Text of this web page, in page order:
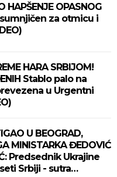
HAPŠENJE OPASNOG
za otmicu i
HARA SRBIJOM!
Stablo palo na
u Urgentni
U BEOGRAD,
MINISTARKA ĐEDOVIĆ
Predsednik Ukrajine
Srbiji - sutra